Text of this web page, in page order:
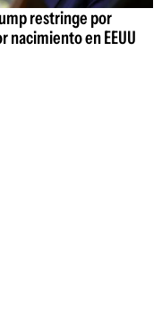
restringe por
nacimiento en EEUU